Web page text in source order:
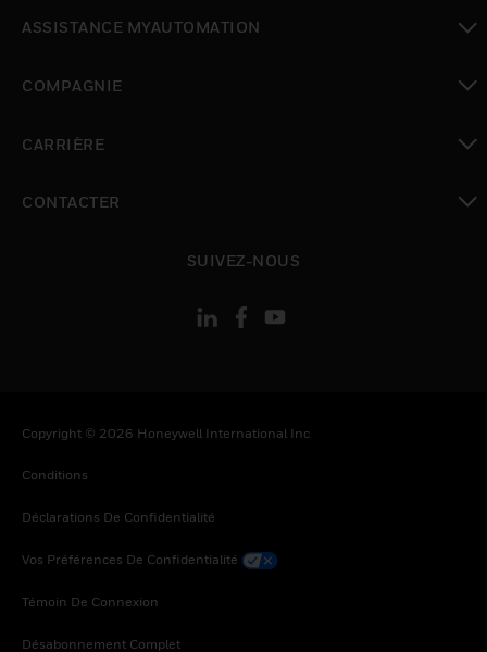
ASSISTANCE MYAUTOMATION
COMPAGNIE
CARRIÈRE
CONTACTER
SUIVEZ-NOUS
Copyright © 2026 Honeywell International Inc
Conditions
Déclarations De Confidentialité
Vos Préférences De Confidentialité
Témoin De Connexion
Désabonnement Complet